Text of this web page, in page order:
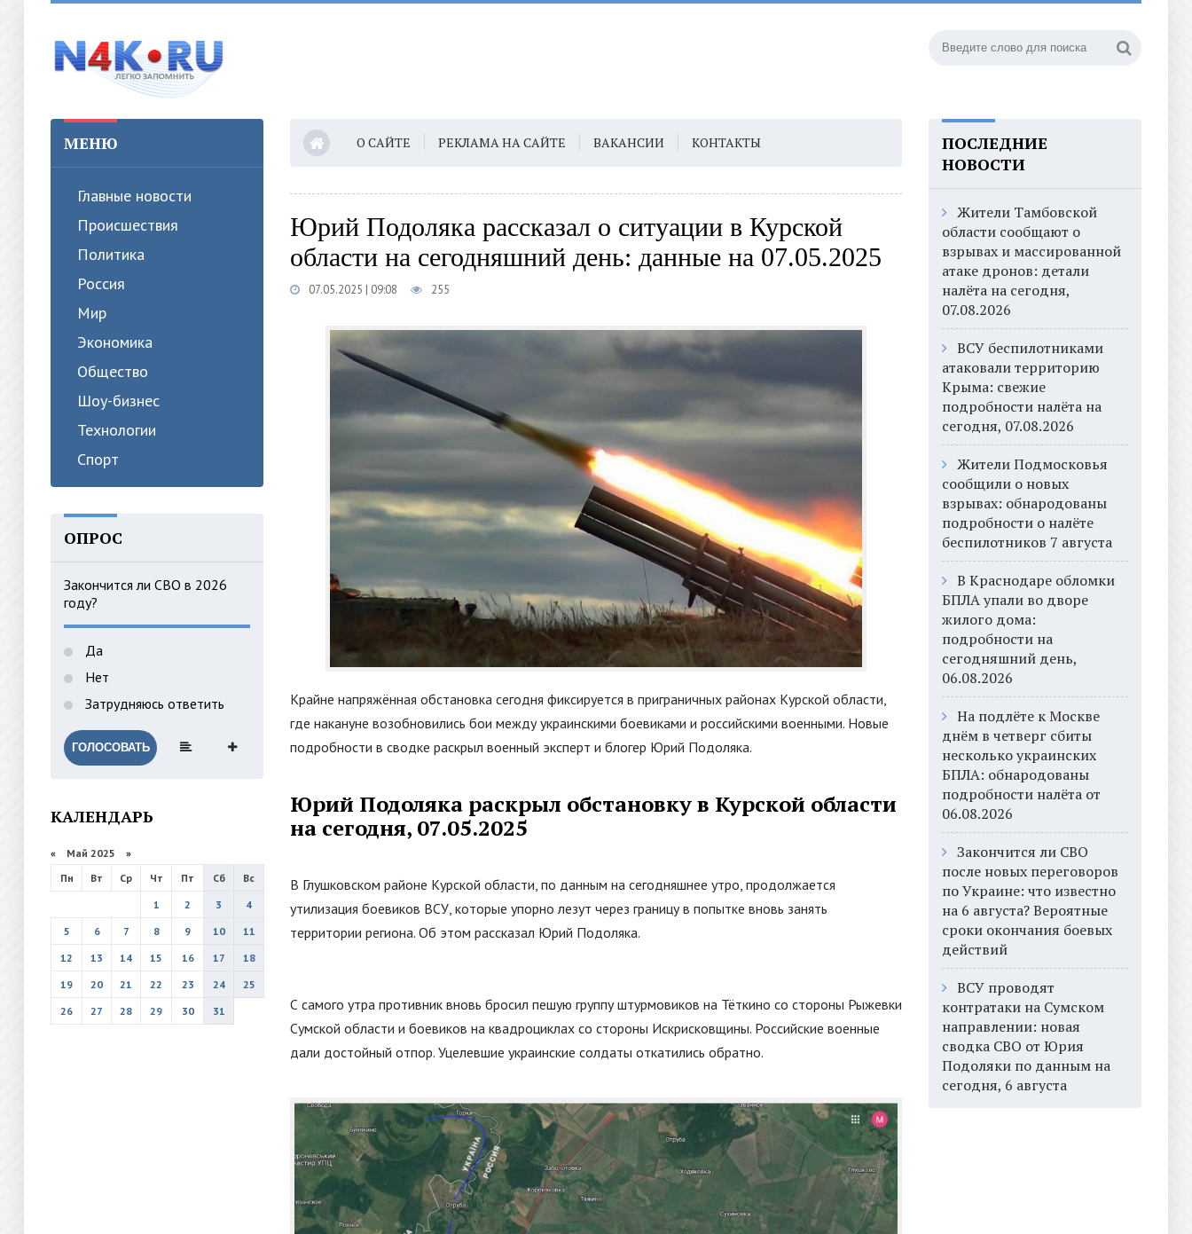
МЕНЮ
Главные новости
Происшествия
Политика
Россия
Мир
Экономика
Общество
Шоу-бизнес
Технологии
Спорт
ОПРОС
Закончится ли СВО в 2026
году?
Да
Нет
Затрудняюсь ответить
ГОЛОСОВАТЬ
КАЛЕНДАРЬ
« Май 2025 »
Пн
Вт Ср Чт Пт Сб
Вс
1
2 3
4
5
6 7 8 9 10
11
12
13 14 15 16 17
18
19
20 21 22 23 24
25
26
27 28 29 30 31
О САЙТЕ РЕКЛАМА НА САЙТЕ ВАКАНСИИ КОНТАКТЫ
Юрий Подоляка рассказал о ситуации в Курской
области на сегодняшний день: данные на 07.05.2025
07.05.2025 | 09:08 255
Крайне напряжённая обстановка сегодня фиксируется в приграничных районах Курской области,
где накануне возобновились бои между украинскими боевиками и российскими военными. Новые
подробности в сводке раскрыл военный эксперт и блогер Юрий Подоляка.
Юрий Подоляка раскрыл обстановку в Курской области
на сегодня, 07.05.2025
В Глушковском районе Курской области, по данным на сегодняшнее утро, продолжается
утилизация боевиков ВСУ, которые упорно лезут через границу в попытке вновь занять
территории региона. Об этом рассказал Юрий Подоляка.
С самого утра противник вновь бросил пешую группу штурмовиков на Тёткино со стороны Рыжевки
Сумской области и боевиков на квадроциклах со стороны Искрисковщины. Российские военные
дали достойный отпор. Уцелевшие украинские солдаты откатились обратно.
ПОСЛЕДНИЕ
НОВОСТИ
Жители Тамбовской
области сообщают о
взрывах и массированной
атаке дронов: детали
налёта на сегодня,
07.08.2026
ВСУ беспилотниками
атаковали территорию
Крыма: свежие
подробности налёта на
сегодня, 07.08.2026
Жители Подмосковья
сообщили о новых
взрывах: обнародованы
подробности о налёте
беспилотников 7 августа
В Краснодаре обломки
БПЛА упали во дворе
жилого дома:
подробности на
сегодняшний день,
06.08.2026
На подлёте к Москве
днём в четверг сбиты
несколько украинских
БПЛА: обнародованы
подробности налёта от
06.08.2026
Закончится ли СВО
после новых переговоров
по Украине: что известно
на 6 августа? Вероятные
сроки окончания боевых
действий
ВСУ проводят
контратаки на Сумском
направлении: новая
сводка СВО от Юрия
Подоляки по данным на
сегодня, 6 августа